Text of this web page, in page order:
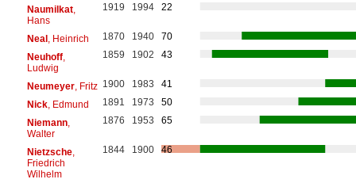
Naumilkat,
Hans
1919 1994 22
Neal, Heinrich 1870 1940
70
Neuhoff,
Ludwig
1859 1902 43
Neumeyer, Fritz 1900 1983
41
Nick, Edmund 1891 1973
50
Niemann,
Walter
1876 1953 65
Nietzsche,
Friedrich
Wilhelm
1844 1900 46